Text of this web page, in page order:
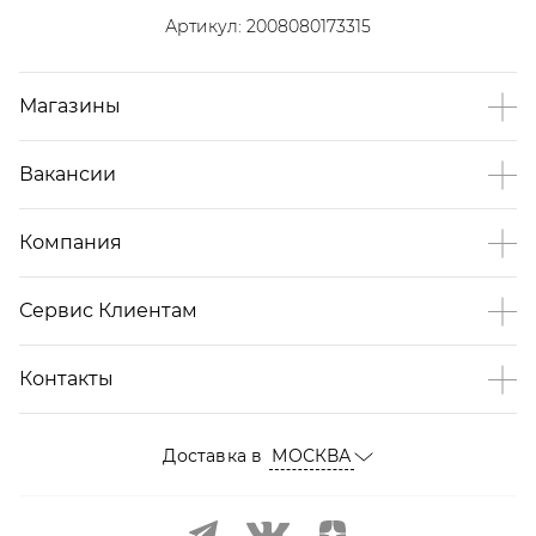
Артикул: 2008080173315
Магазины
Вакансии
Компания
Сервис Клиентам
Контакты
Доставка в МОСКВА